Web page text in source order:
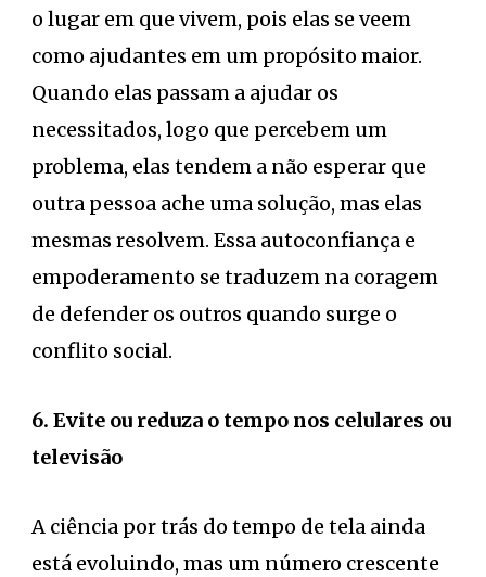
o lugar em que vivem, pois elas se veem
como ajudantes em um propósito maior.
Quando elas passam a ajudar os
necessitados, logo que percebem um
problema, elas tendem a não esperar que
outra pessoa ache uma solução, mas elas
mesmas resolvem. Essa autoconfiança e
empoderamento se traduzem na coragem
de defender os outros quando surge o
conflito social.
6. Evite ou reduza o tempo nos celulares ou
televisão
A ciência por trás do tempo de tela ainda
está evoluindo, mas um número crescente